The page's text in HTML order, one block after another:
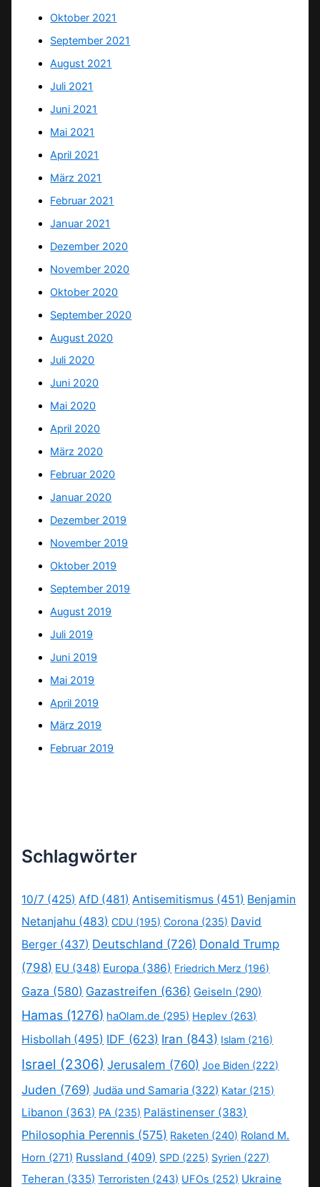
Oktober 2021
September 2021
August 2021
Juli 2021
Juni 2021
Mai 2021
April 2021
März 2021
Februar 2021
Januar 2021
Dezember 2020
November 2020
Oktober 2020
September 2020
August 2020
Juli 2020
Juni 2020
Mai 2020
April 2020
März 2020
Februar 2020
Januar 2020
Dezember 2019
November 2019
Oktober 2019
September 2019
August 2019
Juli 2019
Juni 2019
Mai 2019
April 2019
März 2019
Februar 2019
Schlagwörter
10/7 (425) AfD (481) Antisemitismus (451) Benjamin
Netanjahu (483) CDU (195) Corona (235) David
Berger (437) Deutschland (726) Donald Trump
(798) EU (348) Europa (386) Friedrich Merz (196)
Gaza (580) Gazastreifen (636) Geiseln (290)
Hamas (1276) haOlam.de (295) Heplev (263)
Hisbollah (495) IDF (623) Iran (843) Islam (216)
Israel (2306) Jerusalem (760) Joe Biden (222)
Juden (769) Judäa und Samaria (322) Katar (215)
Libanon (363) PA (235) Palästinenser (383)
Philosophia Perennis (575) Raketen (240) Roland M.
Horn (271) Russland (409) SPD (225) Syrien (227)
Teheran (335) Terroristen (243) UFOs (252) Ukraine